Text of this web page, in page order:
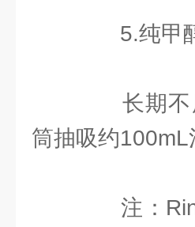
5.纯甲醇
长期不用
筒抽吸约
注：